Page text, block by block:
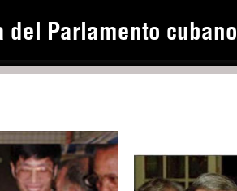
Parlamento cubano